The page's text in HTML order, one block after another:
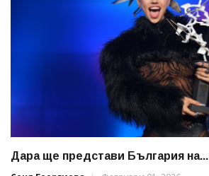
Дара ще представи България на...